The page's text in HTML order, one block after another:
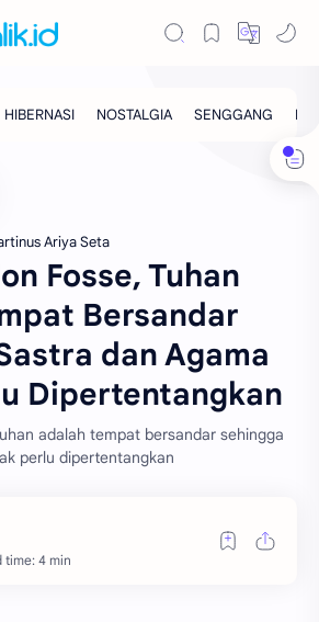
Ariya Seta
Fosse, Tuhan
Bersandar
dan Agama
Dipertentangkan
adalah tempat bersandar sehingga
perlu dipertentangkan
time: 4 min